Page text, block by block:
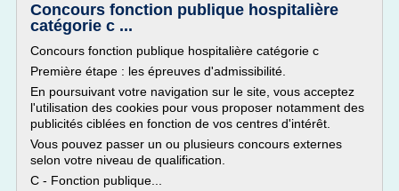
Concours fonction publique hospitalière
catégorie c ...
Concours fonction publique hospitalière catégorie c
Première étape : les épreuves d'admissibilité.
En poursuivant votre navigation sur le site, vous acceptez
l'utilisation des cookies pour vous proposer notamment des
publicités ciblées en fonction de vos centres d'intérêt.
Vous pouvez passer un ou plusieurs concours externes
selon votre niveau de qualification.
C - Fonction publique...